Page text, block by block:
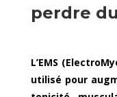
perdre
L’EMS
utilisé pour